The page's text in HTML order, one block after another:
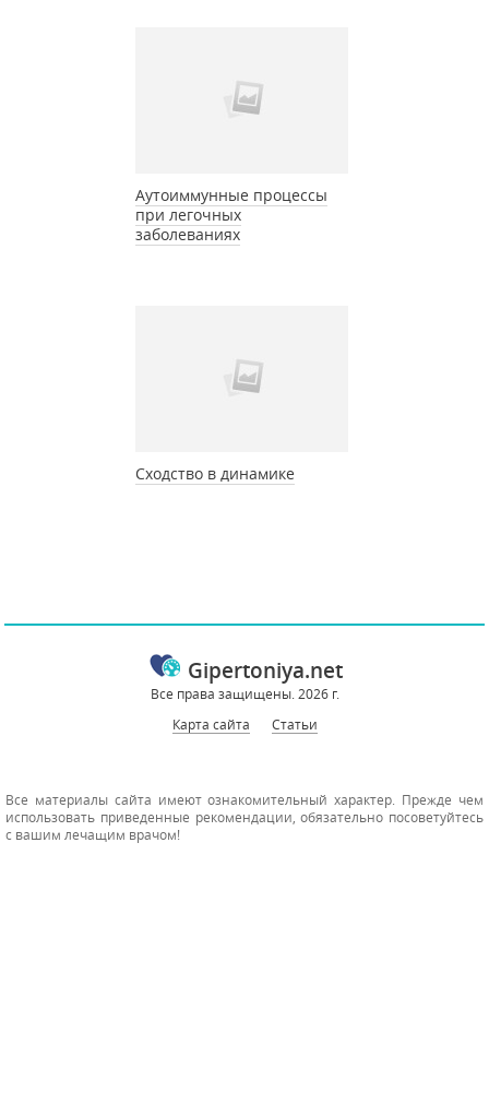
Аутоиммунные процессы
при легочных
заболеваниях
Сходство в динамике
Gipertoniya.net
Все права защищены. 2026 г.
Карта сайта
Статьи
Все материалы сайта имеют ознакомительный характер. Прежде чем
использовать приведенные рекомендации, обязательно посоветуйтесь
с вашим лечащим врачом!